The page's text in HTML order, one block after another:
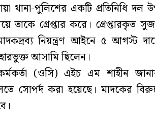
থানা-পুলিশের একটি প্রতিনিধি দল
তাকে গ্রেপ্তার করে। গ্রেপ্তারকৃত
নিয়ন্ত্রণ আইনে ৫ আগস্ট
আসামি ছিলেন।
(ওসি) এইচ এম শাহীন
সোপর্দ করা হয়েছে। মাদকের